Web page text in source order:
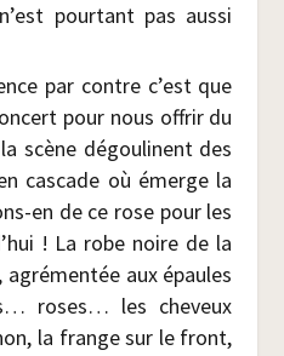
pour­tant pas aus­si
par contre c’est que
pour nous offrir du
scène dégou­linent des
cas­cade où émerge la
en de ce rose pour les
! La robe noire de la
aux épaules
roses… les che­veux
la frange sur le front,